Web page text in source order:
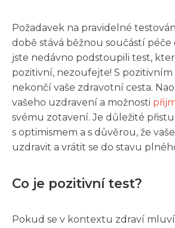
Požadavek na pravidelné
době stává běžnou součástí péče
jste nedávno podstoupili test,
pozitivní, nezoufejte! S
nekončí vaše zdravotní cesta.
vašeho uzdravení a možnosti
svému zotavení. Je důležité
s optimismem a s důvěrou, že
uzdravit a vrátit se do stavu
Co je pozitivní test?
Pokud se v kontextu zdraví